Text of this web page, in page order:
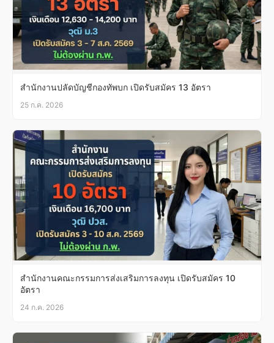
สำนักงานปลัดบัญชีกองทัพบก เปิดรับสมัคร 13 อัตรา
25 ก.ค. 2026
สำนักงานคณะกรรมการส่งเสริมการลงทุน เปิดรับสมัคร 10
อัตรา
24 ก.ค. 2026